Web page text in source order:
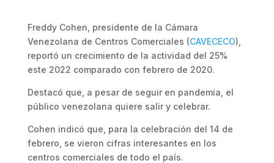
Freddy Cohen, presidente de la Cámara
Venezolana de Centros Comerciales (CAVECECO),
reportó un crecimiento de la actividad del 25%
este 2022 comparado con febrero de 2020.
Destacó que, a pesar de seguir en pandemia, el
público venezolana quiere salir y celebrar.
Cohen indicó que, para la celebración del 14 de
febrero, se vieron cifras interesantes en los
centros comerciales de todo el país.